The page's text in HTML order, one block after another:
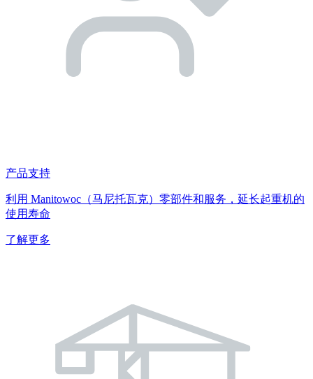
产品支持
利用 Manitowoc（马尼托瓦克）零部件和服务，延长起重机的
使用寿命
了解更多